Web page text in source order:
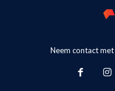
Neem contact